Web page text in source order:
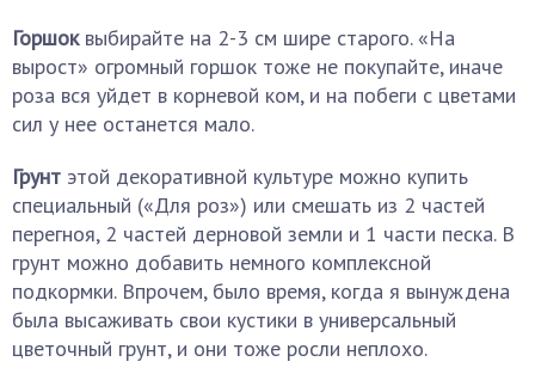
Горшоквыбирайте на 2-3 см шире старого. «На
вырост» огромный горшок тоже не покупайте, иначе
роза вся уйдет в корневой ком, и на побеги с цветами
сил у нее останется мало.
Грунт этой декоративной культуре можно купить
специальный («Для роз») или смешать из 2 частей
перегноя, 2 частей дерновой земли и 1 части песка. В
грунт можно добавить немного комплексной
подкормки. Впрочем, было время, когда я вынуждена
была высаживать свои кустики в универсальный
цветочный грунт, и они тоже росли неплохо.